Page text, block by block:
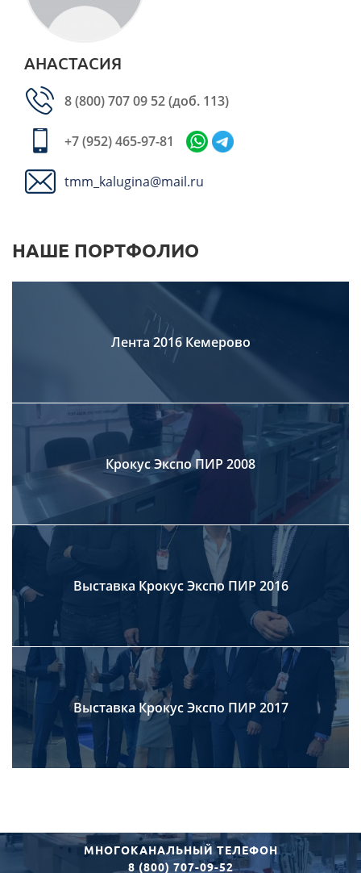
АНАСТАСИЯ
8 (800) 707 09 52(доб. 113)
+7 (952) 465-97-81
tmm_kalugina@mail.ru
НАШЕ ПОРТФОЛИО
Лента 2016 Кемерово
Крокус Экспо ПИР 2008
Выставка Крокус Экспо ПИР 2016
Выставка Крокус Экспо ПИР 2017
МНОГОКАНАЛЬНЫЙ ТЕЛЕФОН
8 (800) 707-09-52